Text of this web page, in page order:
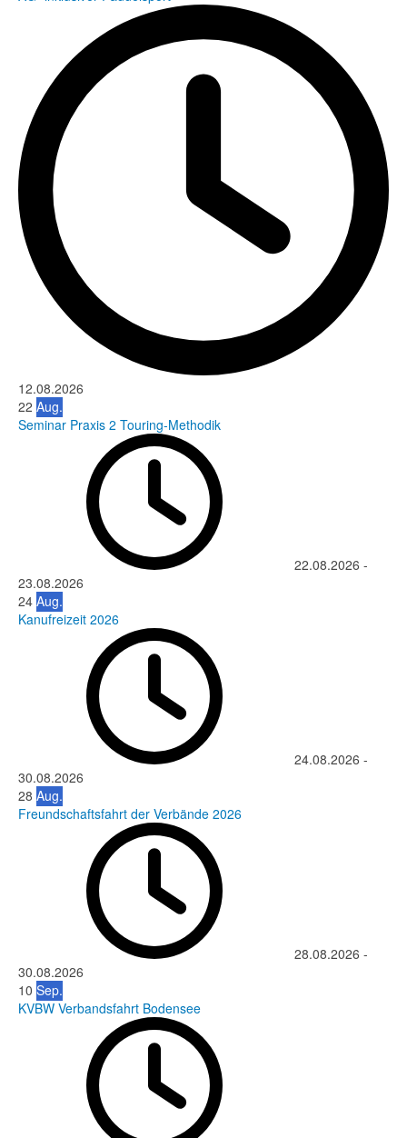
12.08.2026
22 Aug.
Seminar Praxis 2 Touring-Methodik
22.08.2026 -
23.08.2026
24 Aug.
Kanufreizeit 2026
24.08.2026 -
30.08.2026
28 Aug.
Freundschaftsfahrt der Verbände 2026
28.08.2026 -
30.08.2026
10 Sep.
KVBW Verbandsfahrt Bodensee